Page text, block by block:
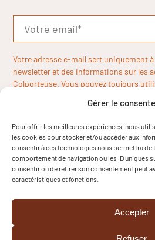
Gérer le
Pour offrir les meilleures expériences, nous
les cookies pour stocker et/ou accéder aux
consentir à ces technologies nous permettra de
comportement de navigation ou les ID uniques
consentir ou de retirer son consentement peut
caractéristiques et fonctions.
Accepter
Votre adresse e-mail sert uniquement
newsletter et des informations sur les
Colporteuse. Vous pouvez toujours